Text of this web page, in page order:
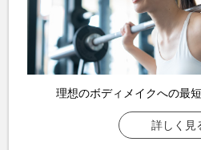
理想のボディメイクへの最
詳しく見